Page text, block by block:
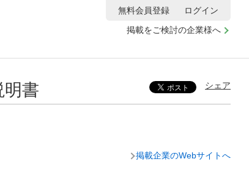
掲載をご検討の企業様へ
無料会員登録 ログイン
書 シェア
掲載企業のWebサイトへ